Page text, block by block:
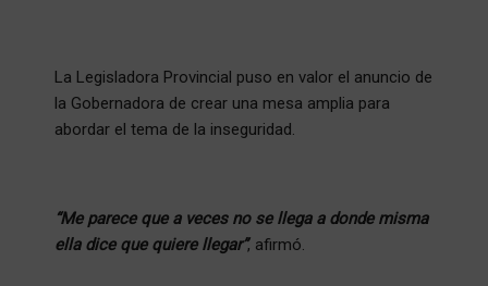
La Legisladora Provincial puso en valor el anuncio de
la Gobernadora de crear una mesa amplia para
abordar el tema de la inseguridad.
“Me parece que a veces no se llega a donde misma
ella dice que quiere llegar”, afirmó.